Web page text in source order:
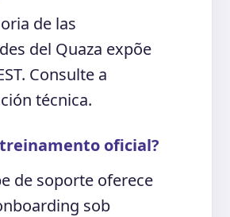
de las
del Quaza expõe
Consulte a
técnica.
oficial?
de soporte oferece
sob